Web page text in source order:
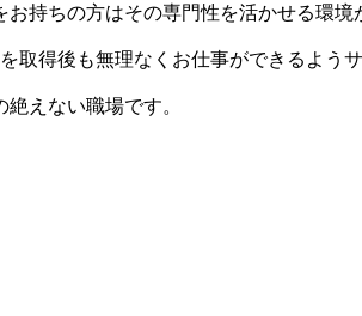
持ちの方はその専門性を活かせる環境
得後も無理なくお仕事ができるよう
えない職場です。